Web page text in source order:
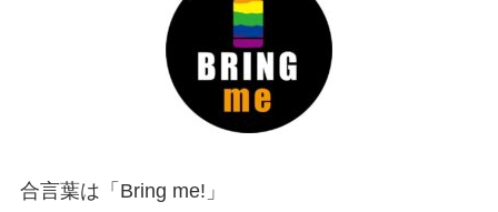
合言葉は「Bring me!」